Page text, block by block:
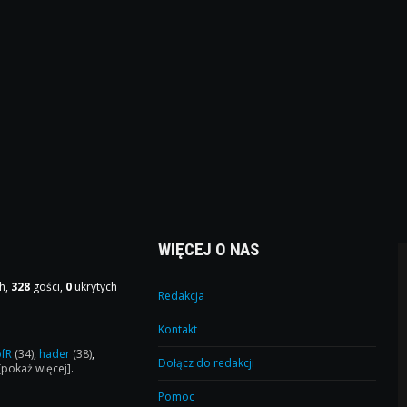
328 gości, 0 ukrytych
(34), hader (38),
więcej].
WIĘCEJ O NAS
Redakcja
Kontakt
Dołącz do redakcji
Pomoc